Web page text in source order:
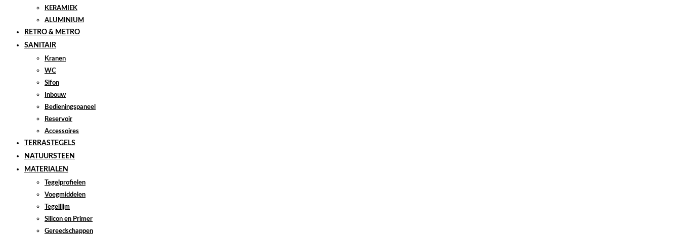
KERAMIEK
ALUMINIUM
RETRO & METRO
SANITAIR
Kranen
WC
Sifon
Inbouw
Bedieningspaneel
Reservoir
Accessoires
TERRASTEGELS
NATUURSTEEN
MATERIALEN
Tegelprofielen
Voegmiddelen
Tegellijm
Silicon en Primer
Gereedschappen